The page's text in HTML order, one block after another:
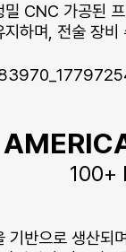
CNC 가공된
하며, 전술 장
100+
기반으로 생산